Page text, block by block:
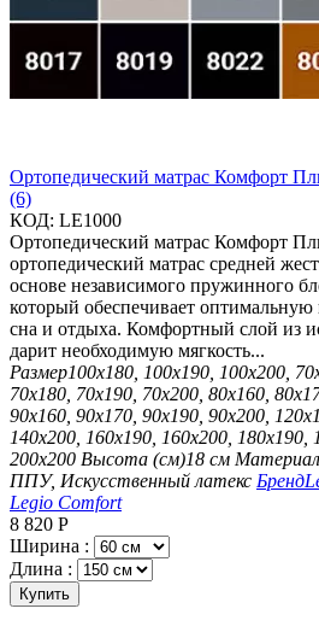
Ортопедический матрас Комфорт
(6)
КОД: LE1000
Ортопедический матрас Комфорт
ортопедический матрас средней
основе независимого пружинного
который обеспечивает
сна и отдыха. Комфортный слой из
дарит необходимую мягкость...
Размер100х180, 100х190, 100х200,
70х180, 70х190, 70х200, 80х160,
90х160, 90х170, 90х190, 90х200,
140х200, 160х190, 160х200, 180х190,
200х200 Высота (см)18 см Материал
ППУ, Искусственный латекс Бренд
Legio Comfort
8 820 Р
Ширина :
Длина :
Купить